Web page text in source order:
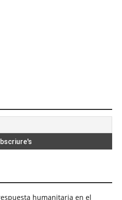
humanitaria en el